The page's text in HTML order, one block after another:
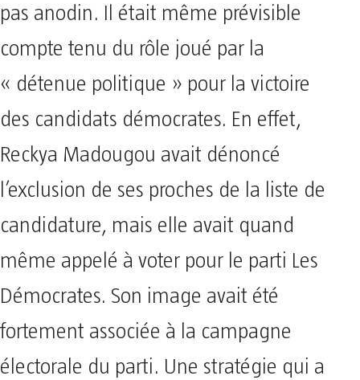
pas anodin. Il était même prévisible
compte tenu du rôle joué par la
« détenue politique » pour la victoire
des candidats démocrates. En effet,
Reckya Madougou avait dénoncé
l’exclusion de ses proches de la liste de
candidature, mais elle avait quand
même appelé à voter pour le parti Les
Démocrates. Son image avait été
fortement associée à la campagne
électorale du parti. Une stratégie qui a